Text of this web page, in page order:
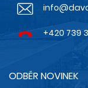
+420 739
ODBĚR NOVINEK